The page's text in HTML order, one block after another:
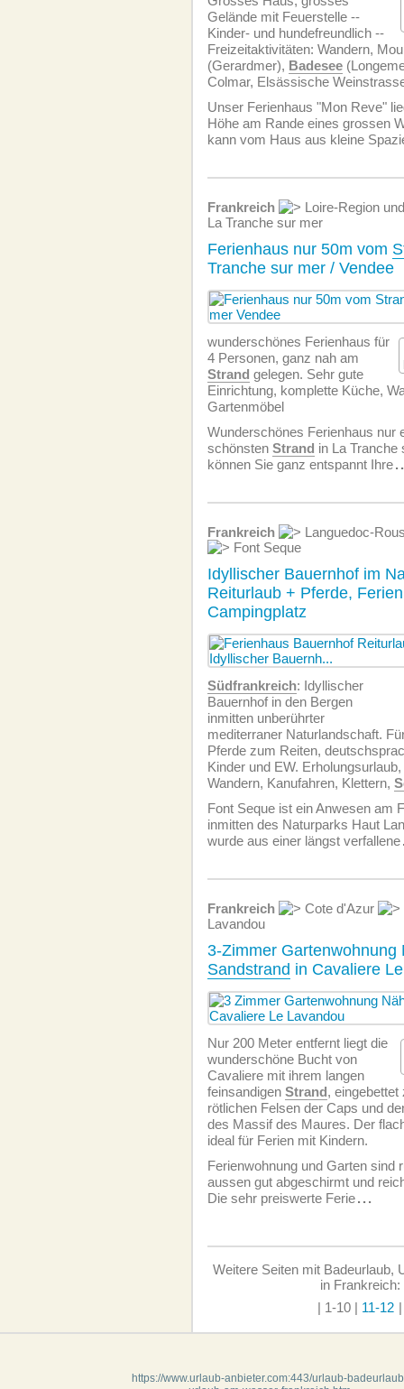
Gelände mit Feuerstelle --
Kinder- und hundefreundlich --
Freizeitaktivitäten: Wandern,
(Gerardmer), Badesee
Colmar, Elsässische
Unser Ferienhaus "Mon Reve"
Höhe am Rande eines grossen
kann vom Haus aus kleine
Frankreich
Loire-Region
La Tranche sur mer
Ferienhaus nur 50m vom
Tranche sur mer / Vendee
wunderschönes Ferienhaus für
4 Personen, ganz nah am
Strand gelegen. Sehr gute
Einrichtung, komplette Küche,
Gartenmöbel
Wunderschönes Ferienhaus nur
schönsten Strand in La Tranche
können Sie ganz entspannt Ihre
Frankreich
Languedoc-
Font Seque
Idyllischer Bauernhof im
Reiturlaub + Pferde,
Campingplatz
Südfrankreich: Idyllischer
Bauernhof in den Bergen
inmitten unberührter
mediterraner Naturlandschaft.
Pferde zum Reiten,
Kinder und EW.
Wandern, Kanufahren, Klettern,
Font Seque ist ein Anwesen am
inmitten des Naturparks Haut
wurde aus einer längst verfallene
Frankreich Cote d'Azur
Lavandou
3-Zimmer Gartenwohnung
Sandstrand in Cavaliere
Nur 200 Meter entfernt liegt die
wunderschöne Bucht von
Cavaliere mit ihrem langen
feinsandigen Strand,
rötlichen Felsen der Caps und
des Massif des Maures. Der
ideal für Ferien mit Kindern.
Ferien­wohnung und Garten sind
aussen gut abgeschirmt und
Die sehr preiswerte Ferie...
Weitere Seiten mit Badeurlaub,
in Frankreich:
| 1-10 | 11-12 |
https://www.urlaub-anbieter.com:443/urlaub-